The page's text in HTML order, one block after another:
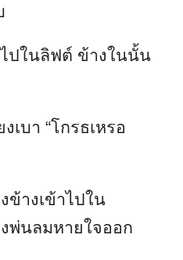
ปในลิฟต์ ข้างในนั้น
เบา “โกรธเหรอ
ข้างเข้าไปใน
งพ่นลมหายใจออก